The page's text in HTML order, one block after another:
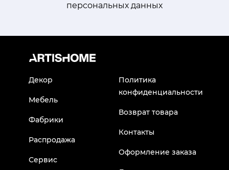
персональных данных
Декор
Мебель
Фабрики
Распродажа
Сервис
Политика
конфиденциальности
Возврат товара
Контакты
Оформление заказа